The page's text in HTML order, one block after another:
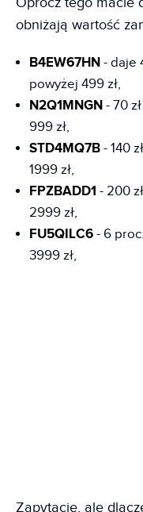
obniżają wartość
B4EW67HN - daje
powyżej 499 zł,
N2Q1MNGN - 70
999 zł,
STD4MQ7B - 140
1999 zł,
FPZBADD1 - 200
2999 zł,
FU5QILC6 - 6
3999 zł,
Zapytacie, ale